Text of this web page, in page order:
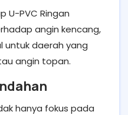
U-PVC Ringan
angin kencang,
untuk daerah yang
angin topan.
hanya fokus pada